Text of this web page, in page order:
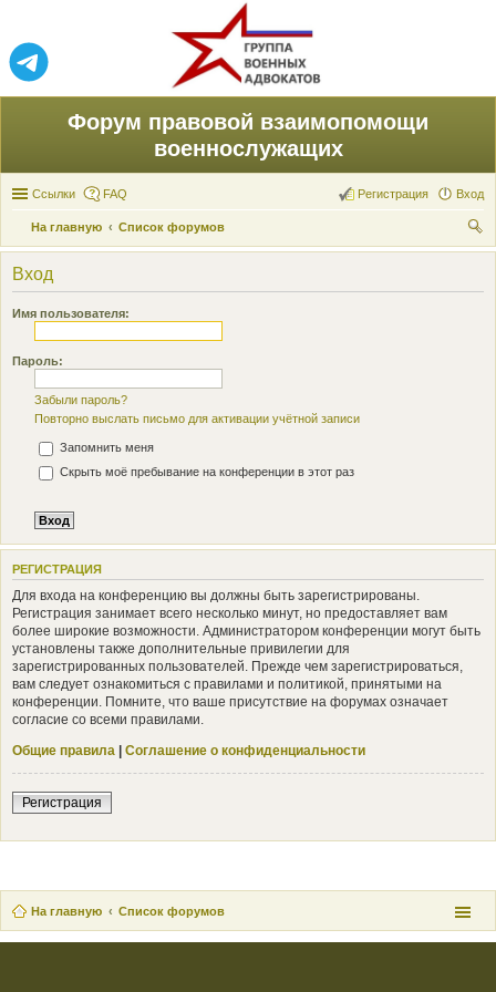
Форум правовой взаимопомощи
военнослужащих
Ссылки FAQ Вход
Регистрация
На главную
Список форумов
ои
Вход
Имя пользователя:
Пароль:
Забыли пароль?
Повторно выслать письмо для активации учётной записи
Запомнить меня
Скрыть моё пребывание на конференции в этот раз
РЕГИСТРАЦИЯ
Для входа на конференцию вы должны быть зарегистрированы.
Регистрация занимает всего несколько минут, но предоставляет вам
более широкие возможности. Администратором конференции могут быть
установлены также дополнительные привилегии для
зарегистрированных пользователей. Прежде чем зарегистрироваться,
вам следует ознакомиться с правилами и политикой, принятыми на
конференции. Помните, что ваше присутствие на форумах означает
согласие со всеми правилами.
Общие правила | Соглашение о конфиденциальности
Регистрация
На главную Список форумов